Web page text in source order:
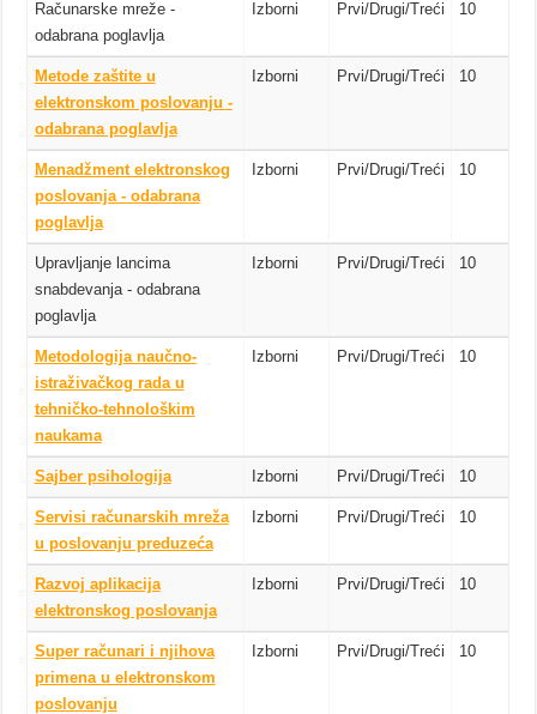
Računarske mreže -
odabrana poglavlja
Izborni Prvi/Drugi/Treći 10
Metode zaštite u
elektronskom poslovanju -
odabrana poglavlja
Izborni Prvi/Drugi/Treći 10
Menadžment elektronskog
poslovanja - odabrana
poglavlja
Izborni Prvi/Drugi/Treći 10
Upravljanje lancima
snabdevanja - odabrana
poglavlja
Izborni Prvi/Drugi/Treći 10
Metodologija naučno-
istraživačkog rada u
tehničko-tehnološkim
naukama
Izborni Prvi/Drugi/Treći 10
Sajber psihologija Izborni Prvi/Drugi/Treći 10
Servisi računarskih mreža
u poslovanju preduzeća
Izborni Prvi/Drugi/Treći 10
Razvoj aplikacija
elektronskog poslovanja
Izborni Prvi/Drugi/Treći 10
Super računari i njihova
primena u elektronskom
poslovanju
Izborni Prvi/Drugi/Treći 10